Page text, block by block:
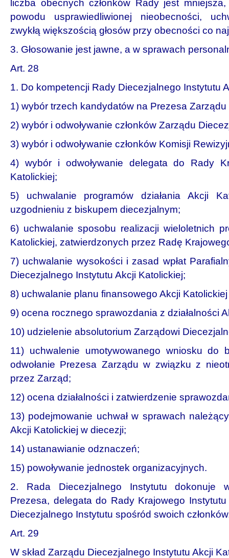
liczba obecnych członków Rady jest
powodu usprawiedliwionej nieobecności,
zwykłą większością głosów przy obecności co
3. Głosowanie jest jawne, a w sprawach
Art. 28
1. Do kompetencji Rady Diecezjalnego Instytutu
1) wybór trzech kandydatów na Prezesa
2) wybór i odwoływanie członków Zarządu
3) wybór i odwoływanie członków Komisji
4) wybór i odwoływanie delegata do Rady
Katolickiej;
5) uchwalanie programów działania Akcji
uzgodnieniu z biskupem diecezjalnym;
6) uchwalanie sposobu realizacji wieloletnich
Katolickiej, zatwierdzonych przez Radę
7) uchwalanie wysokości i zasad wpłat
Diecezjalnego Instytutu Akcji Katolickiej;
8) uchwalanie planu finansowego Akcji
9) ocena rocznego sprawozdania z działalności
10) udzielenie absolutorium Zarządowi
11) uchwalenie umotywowanego wniosku do
odwołanie Prezesa Zarządu w związku z
przez Zarząd;
12) ocena działalności i zatwierdzenie
13) podejmowanie uchwał w sprawach
Akcji Katolickiej w diecezji;
14) ustanawianie odznaczeń;
15) powoływanie jednostek organizacyjnych.
2. Rada Diecezjalnego Instytutu dokonuje
Prezesa, delegata do Rady Krajowego
Diecezjalnego Instytutu spośród swoich
Art. 29
W skład Zarządu Diecezjalnego Instytutu Akcji